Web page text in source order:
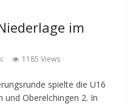
im
1185 Views
spielte die U16
und Oberelchingen 2. In